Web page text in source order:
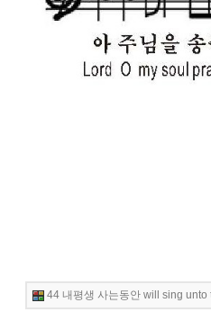
44 내평생 사는동안 will sing unto